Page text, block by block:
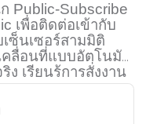
Public-Subscribe
เพื่อติดต่อเข้ากับ
ซ็นเซอร์สามมิติ
คลื่อนที่แบบอัตโนมัติ
ง เรียนรู้การสั่งงาน
างๆ ผ่านROS